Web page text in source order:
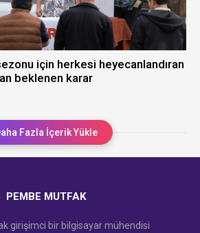
için herkesi heyecanlandıran
beklenen karar
Fazla İçerik Yükle
PEMBE MUTFAK
girişimci bir bilgisayar mühendisi